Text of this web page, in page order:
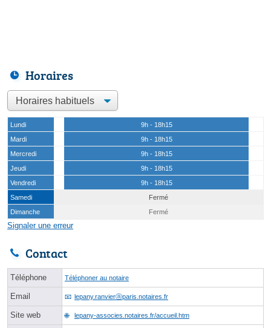
Horaires
Lundi
9h - 18h15
Mardi
9h - 18h15
Mercredi
9h - 18h15
Jeudi
9h - 18h15
Vendredi
9h - 18h15
Samedi
Fermé
Dimanche
Fermé
Signaler une erreur
Contact
Téléphone Téléphoner au notaire
Email lepany.ranvierⓐparis.notaires.fr
Site web lepany-associes.notaires.fr/accueil.htm